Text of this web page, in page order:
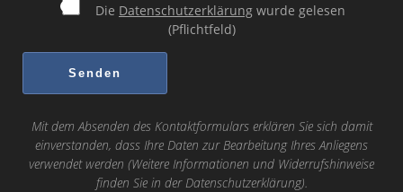
Die Datenschutzerklärung wurde gelesen
(Pflichtfeld)
Mit dem Absenden des Kontaktformulars erklären Sie sich damit
einverstanden, dass Ihre Daten zur Bearbeitung Ihres Anliegens
verwendet werden (Weitere Informationen und Widerrufshinweise
finden Sie in der Datenschutzerklärung).